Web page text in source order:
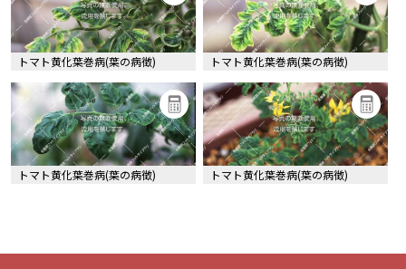
トマト黄化葉巻病(葉の病徴) トマト黄化葉巻病(葉の病徴)
トマト黄化葉巻病(葉の病徴) トマト黄化葉巻病(葉の病徴)